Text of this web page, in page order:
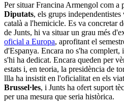
Per situar Francina Armengol com a
Diputats, els grups
català a l'hemicicle. Es va concretar
de Junts, hi va situar un grau més
oficial a Europa, aprofitant el
d'Espanya. Encara no s'ha complert,
s'hi ha dedicat. Encara queden per
estats i, en teoria, la presidència de
llla ha insistit en l'oficialitat en els
Brussel·les, i Junts ha ofert suport
per una mesura que seria històrica.